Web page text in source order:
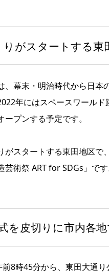
がスタートする東
、幕末・明治時代から日
年にはスペースワール
プンする予定です。
がスタートする東田地区
術祭 ART for SDGs」です
を皮切りに市内各
8時45分から、東田大通